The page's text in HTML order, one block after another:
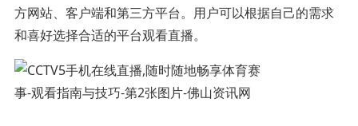
方网站、客户端和第三方平台。用户可以根据自己的需求
和喜好选择合适的平台观看直播。